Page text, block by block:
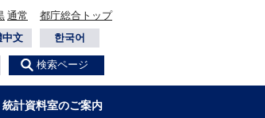
通常
都庁総合トップ
中文 한국어
検索ページ
統計資料室のご案内